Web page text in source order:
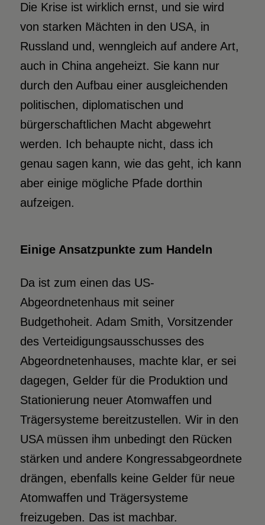
Die Krise ist wirklich ernst, und sie wird
von starken Mächten in den USA, in
Russland und, wenngleich auf andere Art,
auch in China angeheizt. Sie kann nur
durch den Aufbau einer ausgleichenden
politischen, diplomatischen und
bürgerschaftlichen Macht abgewehrt
werden. Ich behaupte nicht, dass ich
genau sagen kann, wie das geht, ich kann
aber einige mögliche Pfade dorthin
aufzeigen.
Einige Ansatzpunkte zum Handeln
Da ist zum einen das US-
Abgeordnetenhaus mit seiner
Budgethoheit. Adam Smith, Vorsitzender
des Verteidigungsausschusses des
Abgeordnetenhauses, machte klar, er sei
dagegen, Gelder für die Produktion und
Stationierung neuer Atomwaffen und
Trägersysteme bereitzustellen. Wir in den
USA müssen ihm unbedingt den Rücken
stärken und andere Kongressabgeordnete
drängen, ebenfalls keine Gelder für neue
Atomwaffen und Trägersysteme
freizugeben. Das ist machbar.